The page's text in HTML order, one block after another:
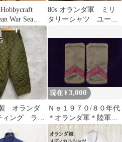
War Sea
80s オランダ軍 ミリ
タリーシャツ ユーテ
シャツ
オランダ
ィング ライ
現在 ¥3,000
Ｎｅ１９７０/８０年代
＊オランダ軍＊陸軍＊
１等兵エポレット用肩
章（実物）